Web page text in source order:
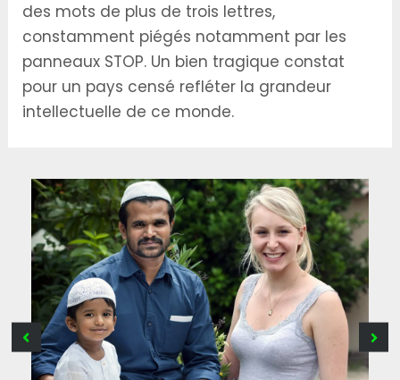
des mots de plus de trois lettres,
constamment piégés notamment par les
panneaux STOP. Un bien tragique constat
pour un pays censé refléter la grandeur
intellectuelle de ce monde.